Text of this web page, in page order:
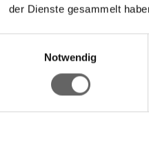
der Dienste gesammelt
Notwendig
Anchura de pasada:
Palo telescópico
Prensa para mopas